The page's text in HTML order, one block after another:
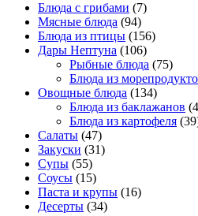
Блюда с грибами (7)
Мясные блюда (94)
Блюда из птицы (156)
Дары Нептуна (106)
Рыбные блюда (75)
Блюда из
Овощные блюда (134)
Блюда из баклажанов
Блюда из картофеля
Салаты (47)
Закуски (31)
Супы (55)
Соусы (15)
Паста и крупы (16)
Десерты (34)